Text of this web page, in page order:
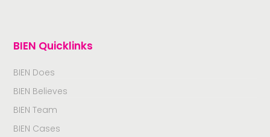
BIEN Quicklinks
BIEN Does
BIEN Believes
BIEN Team
BIEN Cases